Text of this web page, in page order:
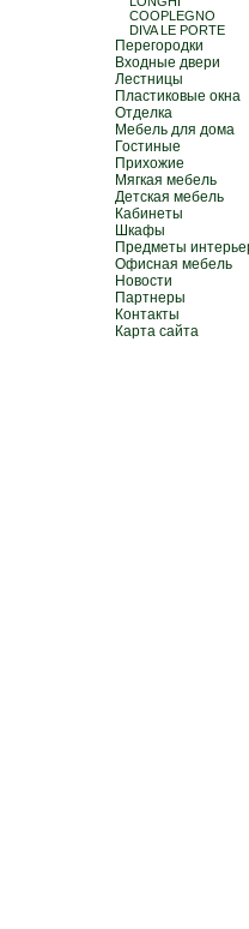
COOPLEGNO
DIVA LE PORTE
Перегородки
Входные двери
Лестницы
Пластиковые окна
Отделка
Мебель для дома
Гостиные
Прихожие
Мягкая мебель
Детская мебель
Кабинеты
Шкафы
Предметы
Офисная мебель
Новости
Партнеры
Контакты
Карта сайта